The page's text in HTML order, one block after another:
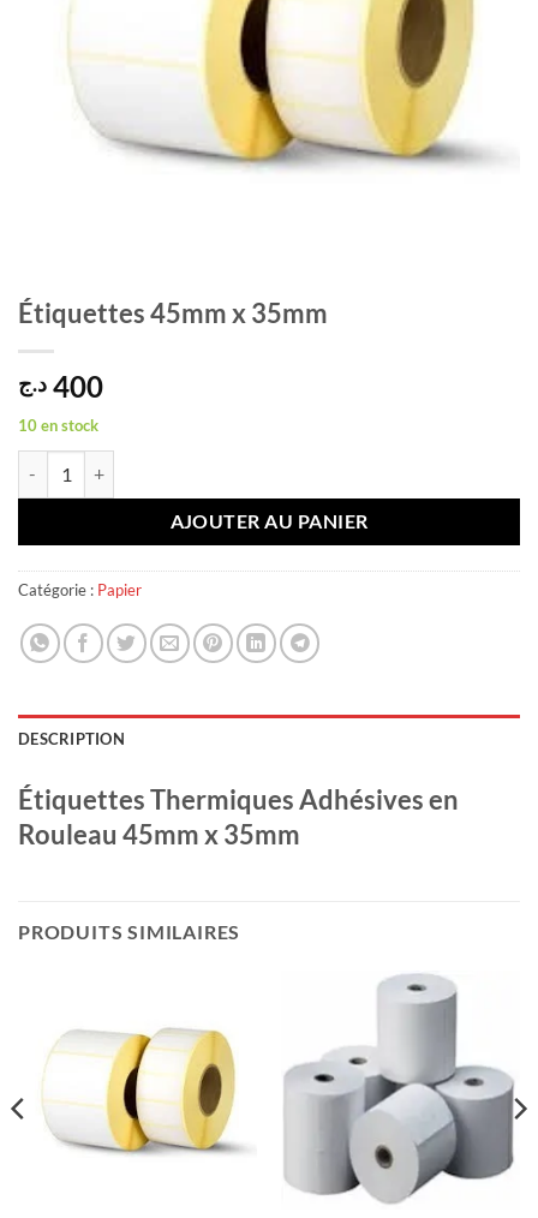
Étiquettes 45mm x 35mm
400 د.ج
10 en stock
AJOUTER AU PANIER
Catégorie : Papier
DESCRIPTION
Étiquettes Thermiques Adhésives en
Rouleau 45mm x 35mm
PRODUITS SIMILAIRES